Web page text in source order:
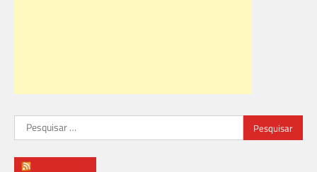
Pesquisar
por: